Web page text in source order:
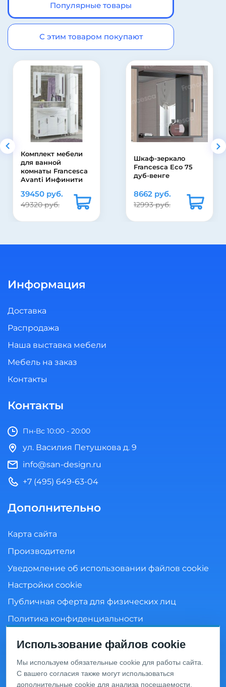
Популярные товары
С этим товаром покупают
Шкаф-зеркало
дуб-венге
8662 руб.
12993 руб.
Пьедестал
раковины
2490 руб.
Информация
Доставка
Распродажа
Наша выставка мебели
Мебель на заказ
Контакты
Контакты
Пн-Вс 10:00 - 20:00
ул. Василия Петушкова д. 9
info@san-design.ru
+7 (495) 649-63-04
Дополнительно
Карта сайта
Производители
Уведомление об использовании файлов cookie
Настройки cookie
Публичная оферта для физических лиц
Политика конфиденциальности
Информация о ценах и товарах на данном сайте носит
Использование файлов cookie
Мы используем обязательные cookie для работы сайта.
С вашего согласия также могут использоваться
дополнительные cookie для анализа посещаемости,